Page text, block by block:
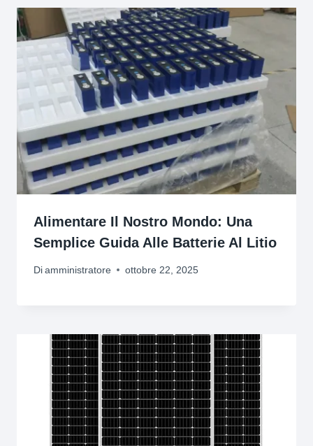
Alimentare Il Nostro Mondo: Una
Semplice Guida Alle Batterie Al Litio
Di amministratore ottobre 22, 2025